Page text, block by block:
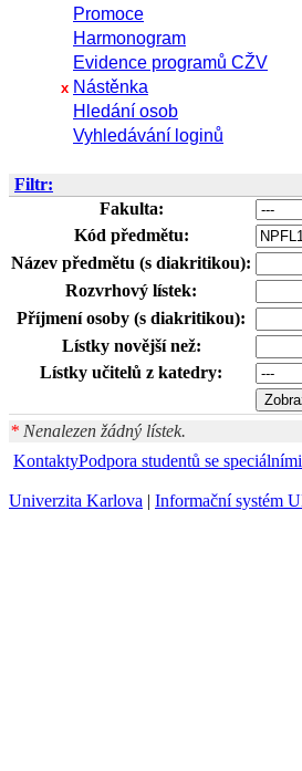
Promoce
Harmonogram
Evidence programů CŽV
x Nástěnka
Hledání osob
Vyhledávání loginů
Filtr:
Fakulta:
Kód předmětu:
Název předmětu (s diakritikou):
Rozvrhový lístek:
Příjmení osoby (s diakritikou):
Lístky novější než:
Lístky učitelů z katedry:
* Nenalezen žádný lístek.
KontaktyPodpora studentů se
Univerzita Karlova Informační systém